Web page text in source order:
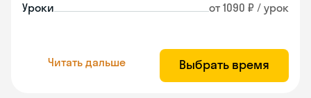
Уроки от 1090 ₽ / урок
Читать дальше Выбрать время